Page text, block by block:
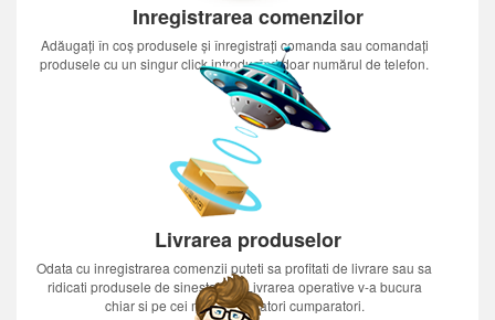
Inregistrarea comenzilor
Adăugați în coș produsele și înregistrați comanda sau comandați
produsele cu un singur click introducînd doar numărul de telefon.
Livrarea produselor
Odata cu inregistrarea comenzii puteti sa profitati de livrare sau sa
ridicati produsele de sinestatator.Livrarea operative v-a bucura
chiar si pe cei mai nerabdatori cumparatori.